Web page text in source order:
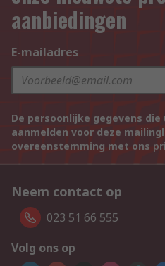
aanbiedingen
E-mailadres
De persoonlijke gegevens
aanmelden voor deze
overeenstemming met ons
Neem contact op
023 51 66 555
Volg ons op